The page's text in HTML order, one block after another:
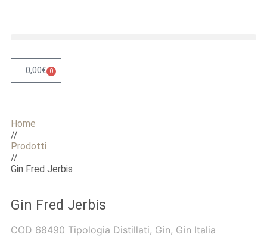
0,00€ 0
Home
//
Prodotti
//
Gin Fred Jerbis
Gin Fred Jerbis
COD 68490 Tipologia Distillati, Gin, Gin Italia